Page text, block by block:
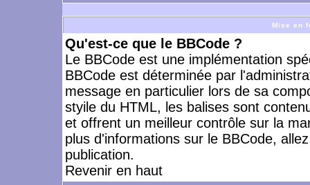
Mise en
Qu'est-ce que le BBCode ?
Le BBCode est une implémentation
BBCode est déterminée par
message en particulier lors de sa
styile du HTML, les balises sont
et offrent un meilleur contrôle sur la
plus d'informations sur le BBCode,
publication.
Revenir en haut